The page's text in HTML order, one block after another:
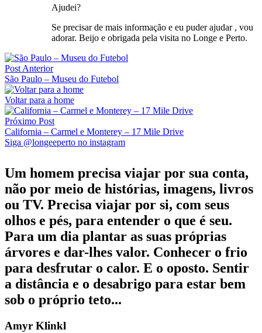
Ajudei?
Se precisar de mais informação e eu puder ajudar , vou
adorar. Beijo e obrigada pela visita no Longe e Perto.
Post Anterior
São Paulo – Museu do Futebol
Voltar para a home
Próximo Post
California – Carmel e Monterey – 17 Mile Drive
Siga @longeeperto no instagram
Um homem precisa viajar por sua conta,
não por meio de histórias, imagens, livros
ou TV. Precisa viajar por si, com seus
olhos e pés, para entender o que é seu.
Para um dia plantar as suas próprias
árvores e dar-lhes valor. Conhecer o frio
para desfrutar o calor. E o oposto. Sentir
a distância e o desabrigo para estar bem
sob o próprio teto...
Amyr Klinkl